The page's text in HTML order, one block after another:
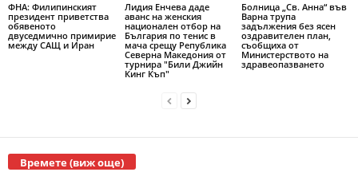
ФНА: Филипинският
президент приветства
обявеното
двуседмично примирие
между САЩ и Иран
Лидия Енчева даде
аванс на женския
национален отбор на
България по тенис в
мача срещу Република
Северна Македония от
турнира "Били Джийн
Кинг Къп"
Болница „Св. Анна“ във
Варна трупа
задължения без ясен
оздравителен план,
съобщиха от
Министерството на
здравеопазването
Времете (виж още)